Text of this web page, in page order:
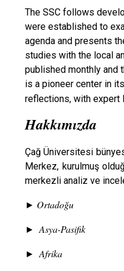
The SSC follows
were established to
agenda and presents
studies with the local
published monthly and
is a pioneer center in
reflections, with expert
Hakkımızda
Çağ Üniversitesi
Merkez, kurulmuş
merkezli analiz ve
► Ortadoğu
►Asya-Pasifik
►Afrika